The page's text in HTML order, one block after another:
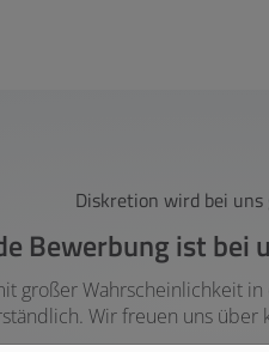
Diskretion wird bei uns
Bewerbung ist bei
großer Wahrscheinlichkeit
Wir freuen uns